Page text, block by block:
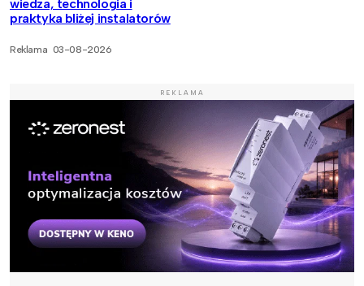
wiedza, technologia i
praktyka bliżej instalatorów
Reklama 03-08-2026
REKLAMA